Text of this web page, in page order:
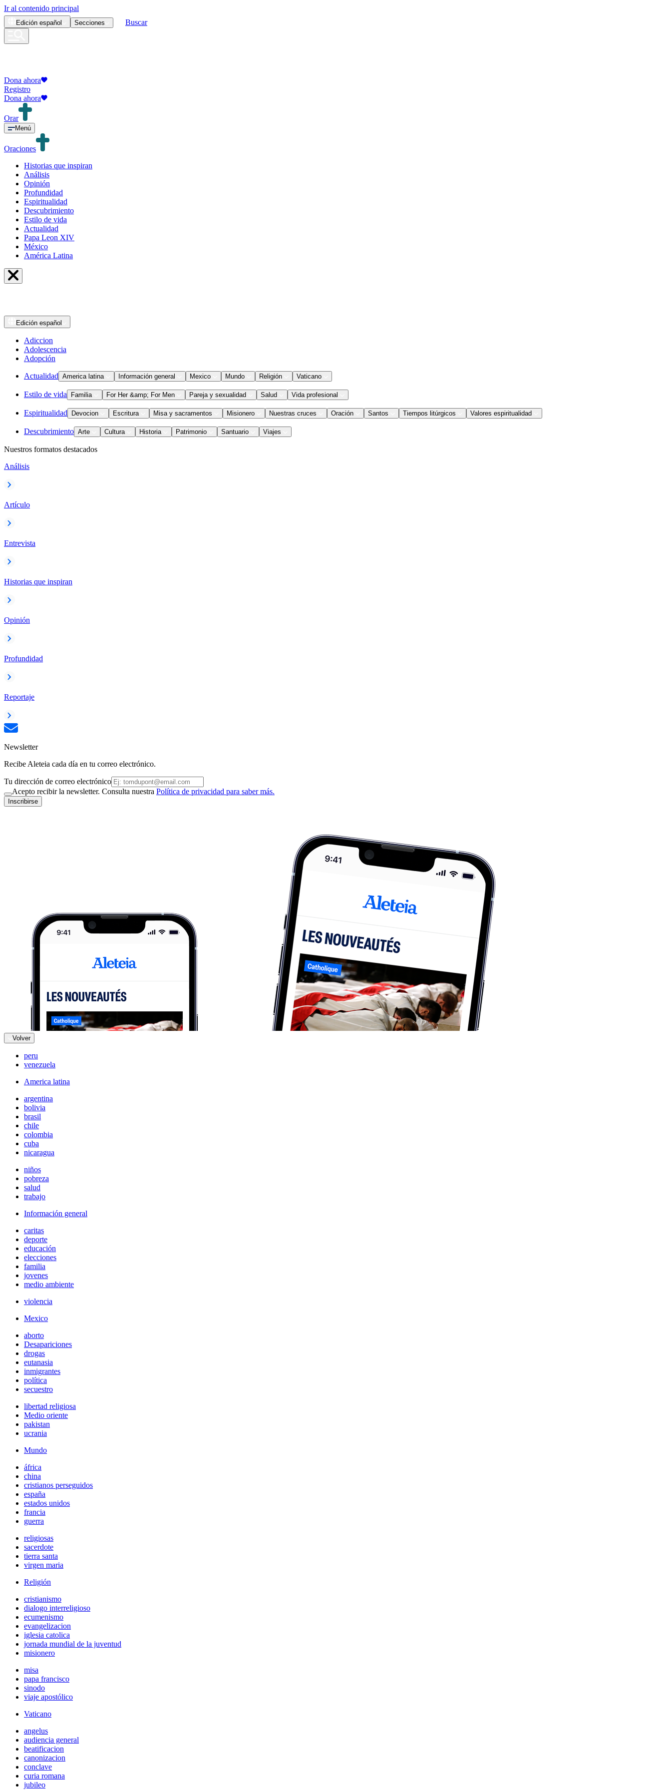
Ir al contenido principal
Edición español Secciones Buscar
Dona ahora
Registro
Dona ahora
Orar
Menú
Oraciones
Historias que inspiran
Análisis
Opinión
Profundidad
Espiritualidad
Descubrimiento
Estilo de vida
Actualidad
Papa Leon XIV
México
América Latina
Edición español
Adiccion
Adolescencia
Adopción
Actualidad America latina Información general Mexico Mundo Religión Vaticano
Estilo de vida Familia For Her &amp; For Men Pareja y sexualidad Salud Vida profesional
Espiritualidad Devocion Escritura Misa y sacramentos Misionero Nuestras cruces Oración Santos Tiempos litúrgicos Valores espiritualidad
Descubrimiento Arte Cultura Historia Patrimonio Santuario Viajes
Nuestros formatos destacados
Análisis
Artículo
Entrevista
Historias que inspiran
Opinión
Profundidad
Reportaje
Newsletter
Recibe Aleteia cada día en tu correo electrónico.
Tu dirección de correo electrónico
Acepto recibir la newsletter. Consulta nuestra Política de privacidad para saber más.
Inscribirse
Volver
peru
venezuela
America latina
argentina
bolivia
brasil
chile
colombia
cuba
nicaragua
niños
pobreza
salud
trabajo
Información general
caritas
deporte
educación
elecciones
familia
jovenes
medio ambiente
violencia
Mexico
aborto
Desapariciones
drogas
eutanasia
inmigrantes
política
secuestro
libertad religiosa
Medio oriente
pakistan
ucrania
Mundo
áfrica
china
cristianos perseguidos
españa
estados unidos
francia
guerra
religiosas
sacerdote
tierra santa
virgen maria
Religión
cristianismo
dialogo interreligioso
ecumenismo
evangelizacion
iglesia catolica
jornada mundial de la juventud
misionero
misa
papa francisco
sinodo
viaje apostólico
Vaticano
angelus
audiencia general
beatificacion
canonizacion
conclave
curia romana
jubileo